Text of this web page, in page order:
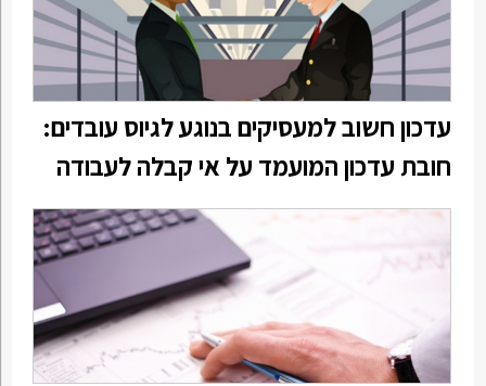
עדכון חשוב למעסיקים בנוגע לגיוס עובדים:
חובת עדכון המועמד על אי קבלה לעבודה